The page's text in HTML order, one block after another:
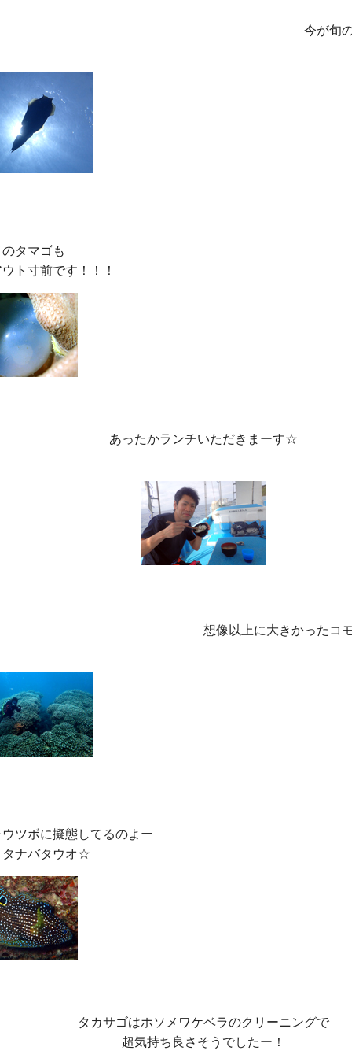
今が旬
タマゴも
あったかランチいただきまーす☆
想像以上に大きかったコ
ツボに擬態してるのよー
タカサゴはホソメワケベラのクリーニングで
超気持ち良さそうでしたー！